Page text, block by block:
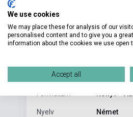
Kiadó KLETT
Kiadás sorszám
Nyelv Német
We use cookies
We may place these for analysis of our
personalised content and to give you a
information about the cookies we use open
Accept all